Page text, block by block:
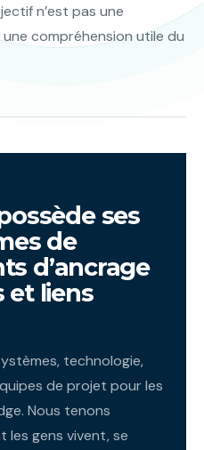
n’est pas une
compréhension utile du
ses
de
d’ancrage
et liens
technologie,
de projet pour les
Nous tenons
gens vivent, se